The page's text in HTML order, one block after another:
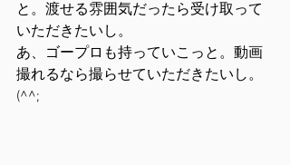
と。渡せる雰囲気だったら受け取って
いただきたいし。
あ、ゴープロも持っていこっと。動画
撮れるなら撮らせていただきたいし。
(^^;